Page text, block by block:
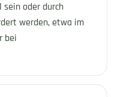
sein oder durch
werden, etwa im
bei